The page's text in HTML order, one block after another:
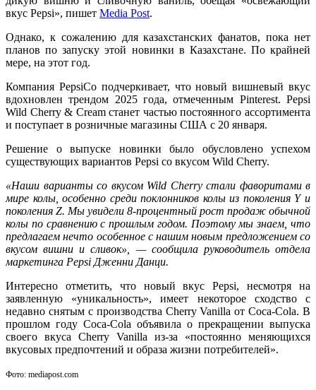
вкус Pepsi», пишет Media Post.
Однако, к сожалению для казахстанских фанатов, пока нет
планов по запуску этой новинки в Казахстане. По крайней
мере, на этот год.
Компания PepsiCo подчеркивает, что новый вишневый вкус
вдохновлен трендом 2025 года, отмеченным Pinterest. Pepsi
Wild Cherry & Cream станет частью постоянного ассортимента
и поступает в розничные магазины США с 20 января.
Решение о выпуске новинки было обусловлено успехом
существующих вариантов Pepsi со вкусом Wild Cherry.
«Наши варианты со вкусом Wild Cherry стали фаворитами в
мире колы, особенно среди поклонников колы из поколения Y и
поколения Z. Мы увидели 8-процентный рост продаж обычной
колы по сравнению с прошлым годом. Поэтому мы знаем, что
предлагаем нечто особенное с нашим новым предложением со
вкусом вишни и сливок», — сообщила руководитель отдела
маркетинга Pepsi Дженни Данци.
Интересно отметить, что новый вкус Pepsi, несмотря на
заявленную «уникальность», имеет некоторое сходство с
недавно снятым с производства Cherry Vanilla от Coca-Cola. В
прошлом году Coca-Cola объявила о прекращении выпуска
своего вкуса Cherry Vanilla из-за «постоянно меняющихся
вкусовых предпочтений и образа жизни потребителей».
Фото: mediapost.com